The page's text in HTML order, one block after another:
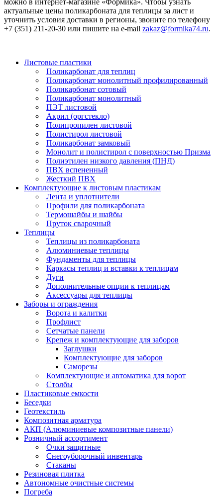
можно в интернет-магазине «Формика». Чтобы узнать
актуальные цены поликарбоната для теплицы за лист и
уточнить условия доставки в регионы, звоните по телефону
+7 (351) 211-20-30 или пишите на e-mail zakaz@formika74.ru.
Листовые пластики
Поликарбонат для теплиц
Поликарбонат монолитный профилированный
Поликарбонат сотовый
Поликарбонат монолитный
ПЭТ листовой
Акрил (оргстекло)
Полипропилен листовой
Полистирол листовой
Поликарбонат замковый
Монолит и полистирол с поверхностью Призма
Полиэтилен низкого давления (ПНД)
ПВХ вспененный
Жесткий ПВХ
Комплектующие к листовым пластикам
Лента и уплотнители
Профили для поликарбоната
Термошайбы и шайбы
Пруток сварочный
Теплицы
Теплицы из поликарбоната
Алюминиевые теплицы
Фундаменты для теплицы
Каркасы теплиц и вставки к теплицам
Дуги
Дополнительные опции к теплицам
Аксессуары для теплицы
Заборы и ограждения
Ворота и калитки
Профлист
Сетчатые панели
Крепеж и комплектующие для заборов
Заглушки
Комплектующие для заборов
Саморезы
Комплектующие и автоматика для ворот
Столбы
Пластиковые емкости
Беседки
Геотекстиль
Композитная арматура
АКП (Алюминиевые композитные панели)
Розничный ассортимент
Очки защитные
Снегоуборочный инвентарь
Стаканы
Резиновая плитка
Автономные очистные системы
Погреба